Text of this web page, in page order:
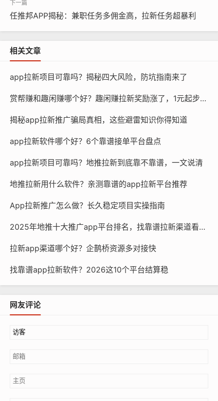
任推邦APP揭秘：兼职任务多佣金高，拉新任务超暴利
相关文章
app拉新项目可靠吗？揭秘四大风险，防坑指南来了
赏帮赚和趣闲赚哪个好？趣闲赚拉新奖励涨了，1元起步更划算
揭秘app拉新推广骗局真相，这些避雷知识你得知道
app拉新软件哪个好？6个靠谱接单平台盘点
app拉新项目可靠吗？地推拉新到底靠不靠谱，一文说清
地推拉新用什么软件？亲测靠谱的app拉新平台推荐
App拉新推广怎么做？长久稳定项目实操指南
2025年地推十大推广app平台排名，找靠谱拉新渠道看这篇
拉新app渠道哪个好？企鹊桥资源多对接快
找靠谱app拉新软件？2026这10个平台结算稳
网友评论